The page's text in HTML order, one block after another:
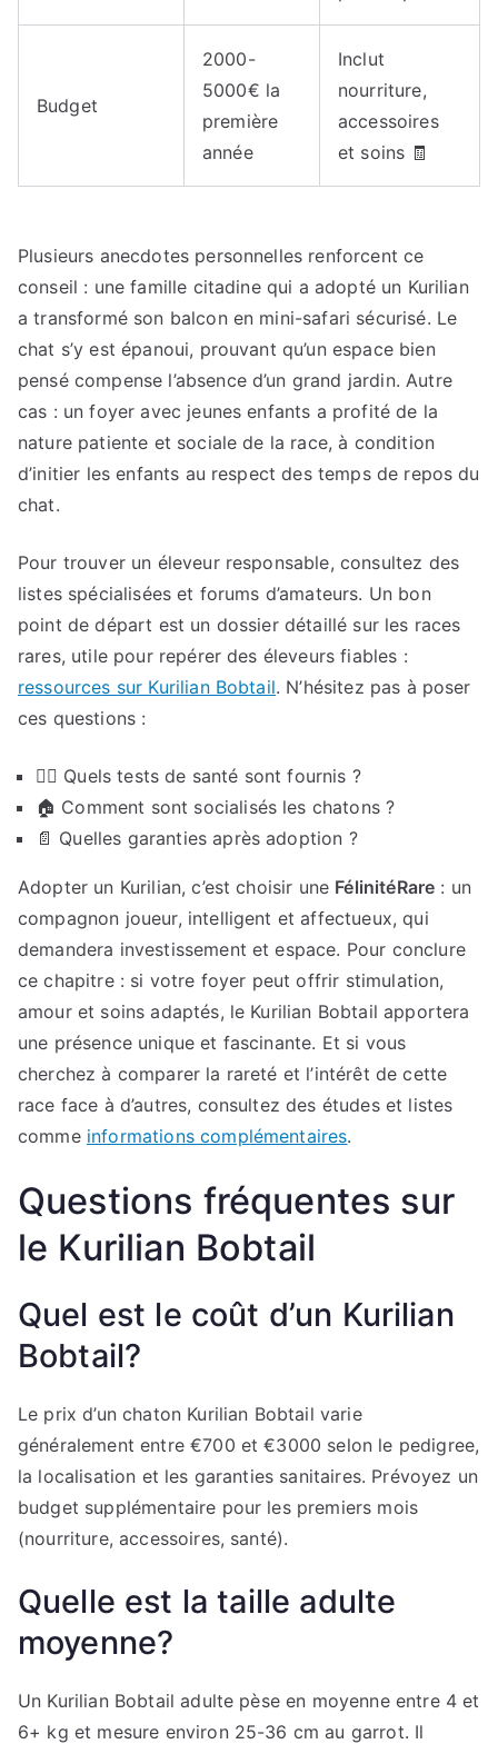
Budget
2000-
5000€ la
première
année
Inclut
nourriture,
accessoires
et soins 🧾
Plusieurs anecdotes personnelles renforcent ce
conseil : une famille citadine qui a adopté un Kurilian
a transformé son balcon en mini-safari sécurisé. Le
chat s’y est épanoui, prouvant qu’un espace bien
pensé compense l’absence d’un grand jardin. Autre
cas : un foyer avec jeunes enfants a profité de la
nature patiente et sociale de la race, à condition
d’initier les enfants au respect des temps de repos du
chat.
Pour trouver un éleveur responsable, consultez des
listes spécialisées et forums d’amateurs. Un bon
point de départ est un dossier détaillé sur les races
rares, utile pour repérer des éleveurs fiables :
ressources sur Kurilian Bobtail. N’hésitez pas à poser
ces questions :
👩‍⚕️ Quels tests de santé sont fournis ?
🏠 Comment sont socialisés les chatons ?
📄 Quelles garanties après adoption ?
Adopter un Kurilian, c’est choisir une FélinitéRare : un
compagnon joueur, intelligent et affectueux, qui
demandera investissement et espace. Pour conclure
ce chapitre : si votre foyer peut offrir stimulation,
amour et soins adaptés, le Kurilian Bobtail apportera
une présence unique et fascinante. Et si vous
cherchez à comparer la rareté et l’intérêt de cette
race face à d’autres, consultez des études et listes
comme informations complémentaires.
Questions fréquentes sur
le Kurilian Bobtail
Quel est le coût d’un Kurilian
Bobtail?
Le prix d’un chaton Kurilian Bobtail varie
généralement entre €700 et €3000 selon le pedigree,
la localisation et les garanties sanitaires. Prévoyez un
budget supplémentaire pour les premiers mois
(nourriture, accessoires, santé).
Quelle est la taille adulte
moyenne?
Un Kurilian Bobtail adulte pèse en moyenne entre 4 et
6+ kg et mesure environ 25-36 cm au garrot. Il